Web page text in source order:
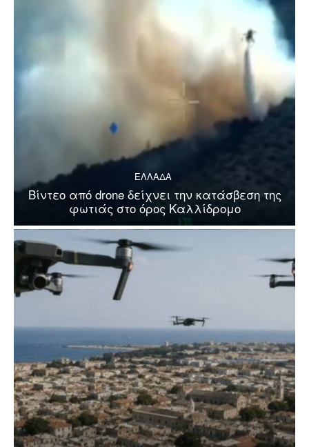
ΕΛΛΑΔΑ
Βίντεο από drone δείχνει την κατάσβεση της
φωτιάς στο όρος Καλλίδρομο